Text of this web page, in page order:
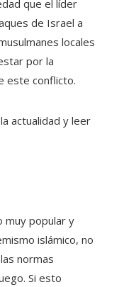
que el líder
de Israel a
locales
por la
este conflicto.
actualidad y leer
muy popular y
islámico, no
normas
Si esto